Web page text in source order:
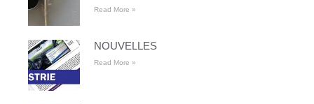
Read More »
NOUVELLES
Read More »